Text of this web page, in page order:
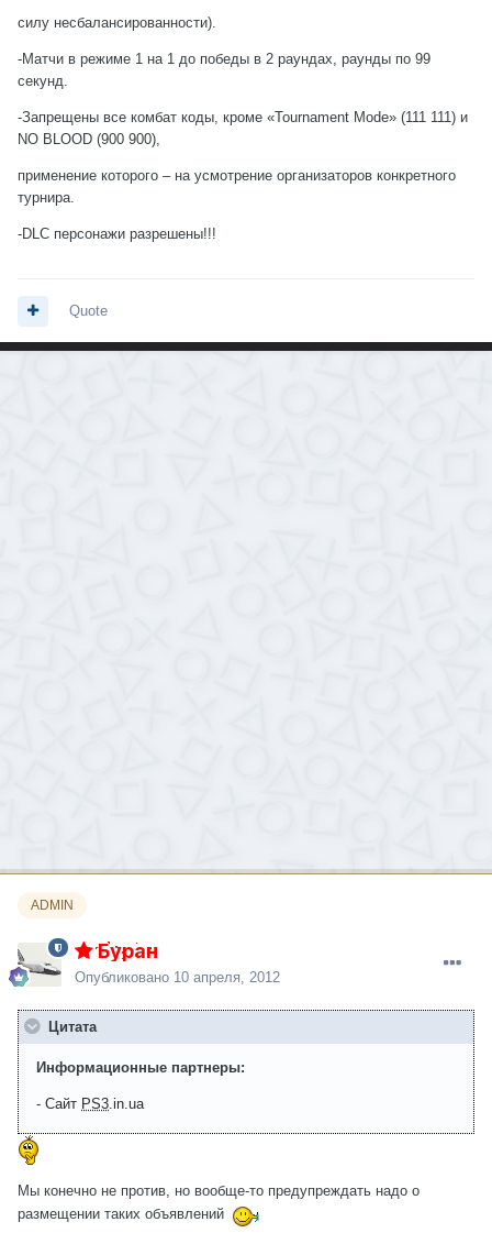
силу несбалансированности).
-Матчи в режиме 1 на 1 до победы в 2 раундах, раунды по 99
секунд.
-Запрещены все комбат коды, кроме «Tournament Mode» (111 111) и
NO BLOOD (900 900),
применение которого – на усмотрение организаторов конкретного
турнира.
-DLC персонажи разрешены!!!
Quote
ADMIN
Буран
Опубликовано 10 апреля, 2012
Цитата
Информационные партнеры:
- Сайт PS3 .in.ua
Мы конечно не против, но вообще-то предупреждать надо о
размещении таких объявлений